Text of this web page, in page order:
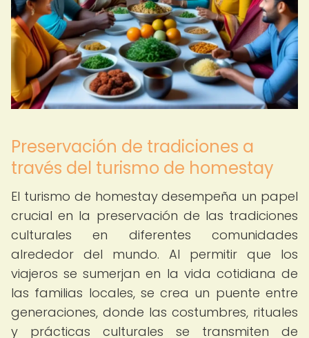
Preservación de tradiciones a
través del turismo de homestay
El turismo de homestay desempeña un papel
crucial en la preservación de las tradiciones
culturales en diferentes comunidades
alrededor del mundo. Al permitir que los
viajeros se sumerjan en la vida cotidiana de
las familias locales, se crea un puente entre
generaciones, donde las costumbres, rituales
y prácticas culturales se transmiten de